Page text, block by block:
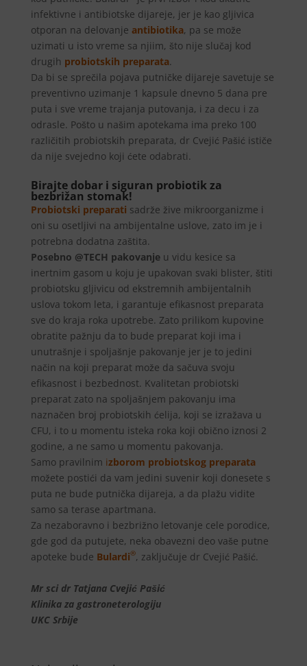
infektivne i antibiotske dijareje, jer je kao gljivica
otporan na delovanje antibiotika, pa se može
uzimati u isto vreme sa njiim, što nije slučaj kod
drugih probiotskih preparata.
Da bi se sprečila pojava putničke dijareje savetuje se
preventivno uzimanje 1 kapsule dnevno 5 dana pre
puta i sve vreme trajanja putovanja, i za decu i za
odrasle. Pošto u našim apotekama ima preko 100
različitih probiotskih preparata, dr Cvejić Pašić ističe
da nije svejedno koji ćete odabrati.
Birajte dobar i siguran probiotik za
bezbrižan stomak!
Probiotski preparati sadrže žive mikroorganizme i
oni su osetljivi na ambijentalne uslove, zato im je i
potrebna dodatna zaštita.
Posebno @TECH pakovanje u vidu kesice sa
inertnim gasom u koju je upakovan svaki blister, štiti
probiotsku gljivicu od ekstremnih ambijentalnih
uslova tokom leta, i garantuje efikasnost preparata
sve do kraja roka upotrebe. Zato prilikom kupovine
obratite pažnju da to bude preparat koji ima i
unutrašnje i spoljašnje pakovanje jer je to jedini
način na koji preparat može da sačuva svoju
efikasnost i bezbednost. Kvalitetan probiotski
preparat zato na spoljašnjem pakovanju ima
naznačen broj probiotskih ćelija, koji se izražava u
CFU, i to u momentu isteka roka koji obično iznosi 2
godine, a ne samo u momentu pakovanja.
Samo pravilnim izborom probiotskog preparata
možete postići da vam jedini suvenir koji donesete s
puta ne bude putnička dijareja, a da plažu vidite
samo sa terase apartmana.
Za nezaboravno i bezbrižno letovanje cele porodice,
gde god da putujete, neka obavezni deo vaše putne
apoteke bude Bulardi®, zaključuje dr Cvejić Pašić.
Mr sci dr Tatjana Cvejić Pašić
Klinika za gastroneterologiju
UKC Srbije